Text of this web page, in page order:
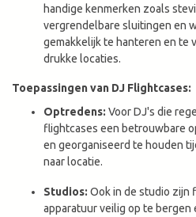
handige kenmerken zoals
vergrendelbare sluitingen en
gemakkelijk te hanteren en te
drukke locaties.
Toepassingen van DJ Flightcases:
Optredens: Voor DJ's die
flightcases een betrouwbare
en georganiseerd te houden
naar locatie.
Studios: Ook in de studio zijn
apparatuur veilig op te